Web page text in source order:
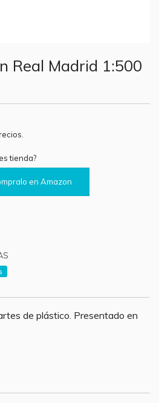
Real Madrid 1:500
tienda?
en Amazon
de plástico. Presentado en